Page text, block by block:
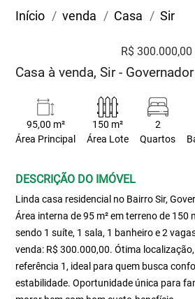
Início venda Casa Sir
R$ 300.000,00
Casa à venda, Sir -
95,00 m²
Área Principal
150 m²
Área Lote
2
Quartos
DESCRIÇÃO DO IMÓVEL
Linda casa residencial no Bairro Sir,
Área interna de 95 m² em terreno de 150
sendo 1 suíte, 1 sala, 1 banheiro e 2
venda: R$ 300.000,00. Ótima
referência 1, ideal para quem busca
estabilidade. Oportunidade única para